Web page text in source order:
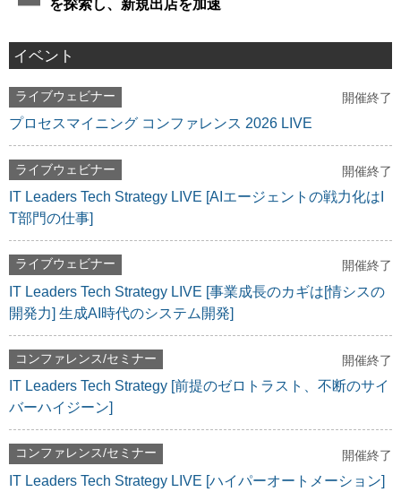
を探索し、新規出店を加速
イベント
ライブウェビナー 開催終了
プロセスマイニング コンファレンス 2026 LIVE
ライブウェビナー 開催終了
IT Leaders Tech Strategy LIVE [AIエージェントの戦力化はI
T部門の仕事]
ライブウェビナー 開催終了
IT Leaders Tech Strategy LIVE [事業成長のカギは[情シスの
開発力] 生成AI時代のシステム開発]
コンファレンス/セミナー 開催終了
IT Leaders Tech Strategy [前提のゼロトラスト、不断のサイ
バーハイジーン]
コンファレンス/セミナー 開催終了
IT Leaders Tech Strategy LIVE [ハイパーオートメーション]